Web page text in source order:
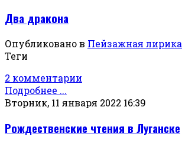
Два дракона
Опубликовано в Пейзажная лирика
Теги
2 комментарии
Подробнее ...
Вторник, 11 января 2022 16:39
Рождественские чтения в Луганске